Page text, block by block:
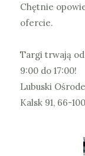
Chętnie
ofercie.
Targi trwają
9:00 do 17:00!
Lubuski
Kalsk 91, 66-